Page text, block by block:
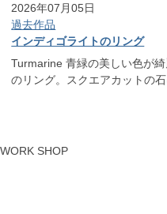
2026年07月05日
過去作品
インディゴライトのリング
Turmarine 青緑の美しい色が
のリング。スクエアカットの
WORK SHOP